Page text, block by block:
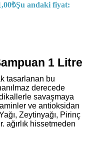
₺Şu andaki fiyat:
1 Litre
tasarlanan bu
derecede
savaşmaya
ve antioksidan
Zeytinyağı, Pirinç
ağırlık hissetmeden